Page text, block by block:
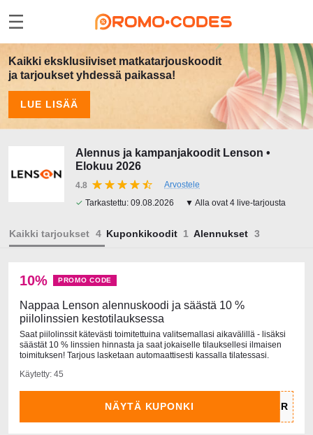
Kaikki eksklusiiviset matkatarjouskoodit
ja tarjoukset yhdessä paikassa!
LUE LISÄÄ
Alennus ja kampanjakoodit Lenson •
Elokuu 2026
4.8
Arvostele
✓ Tarkastettu: 09.08.2026 ▼ Alla ovat 4 live-tarjousta
Kaikki tarjoukset Kuponkikoodit Alennukset
10% PROMO CODE
Nappaa Lenson alennuskoodi ja säästä 10 %
piilolinssien kestotilauksessa
Saat piilolinssit kätevästi toimitettuina valitsemallasi aikavälillä - lisäksi
säästät 10 % linssien hinnasta ja saat jokaiselle tilauksellesi ilmaisen
toimituksen! Tarjous lasketaan automaattisesti kassalla tilatessasi.
Käytetty: 45
NÄYTÄ KUPONKI